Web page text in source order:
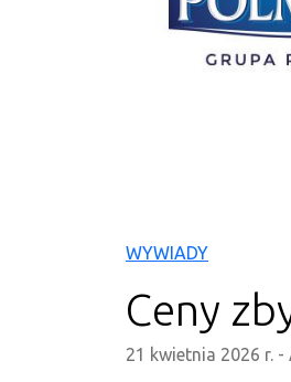
WYWIADY
Ceny
21 kwietnia 2026 r. -